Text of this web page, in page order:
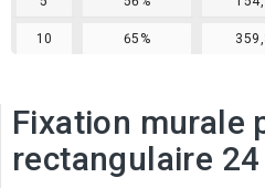
10 65%
Fixation murale
rectangulaire